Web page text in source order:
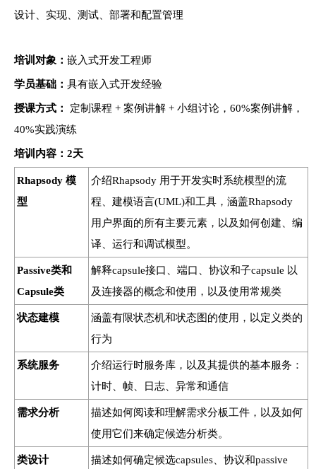
设计、实现、测试、部署和配置管理
培训对象： 嵌入式开发工程师
学员基础： 具有嵌入式开发经验
授课方式：
定制课程 + 案例讲解 + 小组讨论，60%案例讲解，
40%实践演练
培训 内容：2天
Rhapsody 模
型
介绍Rhapsody 用于开发实时系统模型的流
程、建模语言(UML)和工具，涵盖Rhapsody
用户界面的所有主要元素，以及如何创建、编
译、运行和调试模型。
Passive类和
Capsule类
解释capsule接口、端口、协议和子capsule 以
及连接器的概念和使用，以及使用常规类
状态建模
涵盖有限状态机和状态图的使用，以定义类的
行为
系统服务
介绍运行时服务库，以及其提供的基本服务：
计时、帧、日志、异常和通信
需求分析
描述如何阅读和理解需求分板工件，以及如何
使用它们来确定候选分析类。
类设计
描述如何确定候选capsules、协议和passive